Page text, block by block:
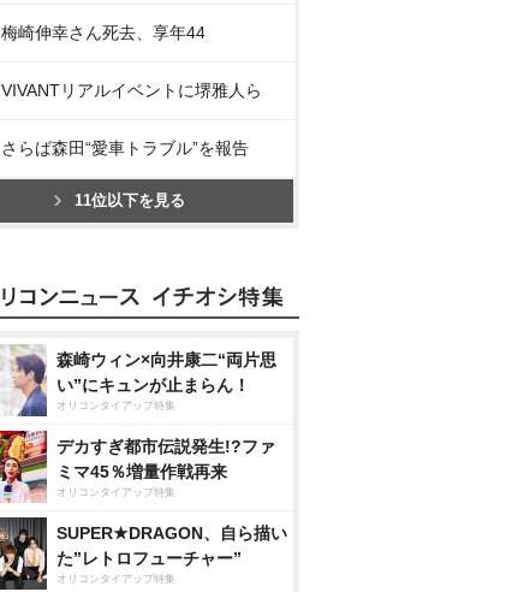
梅崎伸幸さん死去、享年44
VIVANTリアルイベントに堺雅人ら
さらば森田“愛車トラブル”を報告
11位以下を見る
森崎ウィン×向井康二“両片思
い”にキュンが止まらん！
オリコンタイアップ特集
デカすぎ都市伝説発生!?ファ
ミマ45％増量作戦再来
オリコンタイアップ特集
SUPER★DRAGON、自ら描い
た”レトロフューチャー”
オリコンタイアップ特集